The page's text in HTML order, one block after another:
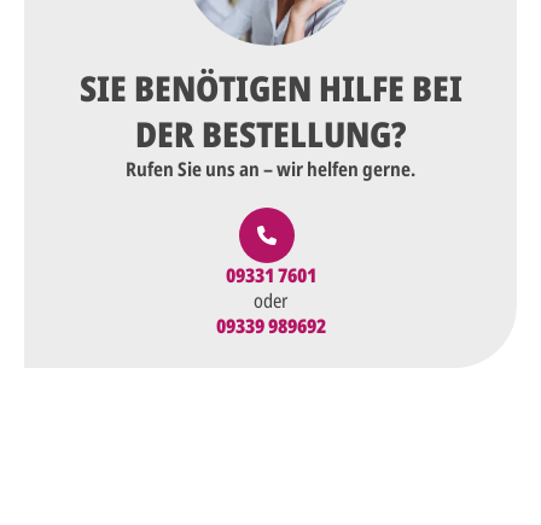
SIE BENÖTIGEN HILFE BEI
DER BESTELLUNG?
Rufen Sie uns an – wir helfen gerne.
09331 7601
oder
09339 989692